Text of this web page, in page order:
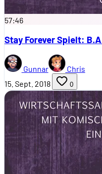
57:46
Stay Forever Spielt:
Gunnar
Chris
15. Sept. 2018
0